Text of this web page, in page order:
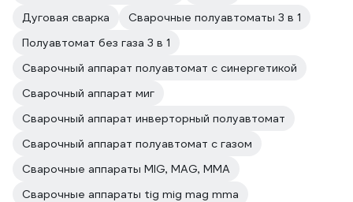
Дуговая сварка
Сварочные полуавтоматы 3 в 1
Полуавтомат без газа 3 в 1
Сварочный аппарат полуавтомат с синергетикой
Сварочный аппарат миг
Сварочный аппарат инверторный полуавтомат
Сварочный аппарат полуавтомат с газом
Сварочные аппараты MIG, MAG, MMA
Сварочные аппараты tig mig mag mma